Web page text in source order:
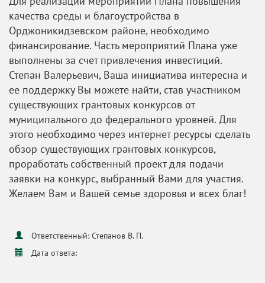
качества среды и благоустройства в
Орджоникидзевском районе, необходимо
финансирование. Часть мероприятий Плана уже
выполнены за счет привлечения инвестиций.
Степан Валерьевич, Ваша инициатива интересна и
ее поддержку Вы можете найти, став участником
существующих грантовых конкурсов от
муниципального до федерального уровней. Для
этого необходимо через интернет ресурсы сделать
обзор существующих грантовых конкурсов,
проработать собственный проект для подачи
заявки на конкурс, выбранный Вами для участия.
Желаем Вам и Вашей семье здоровья и всех благ!
Ответственный: Степанов В. П.
Дата ответа: